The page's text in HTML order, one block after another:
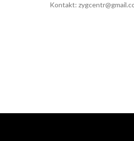
Kontakt: